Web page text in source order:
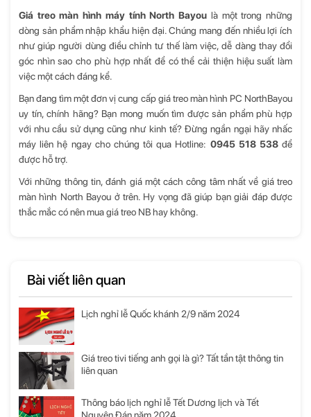
Bài viết liên quan
Lịch nghỉ lễ Quốc khánh 2/9 năm 2024
Giá treo tivi tiếng anh gọi là gì? Tất tần tật thông tin
liên quan
Thông báo lịch nghỉ lễ Tết Dương lịch và Tết
Giá treo màn hình máy tính North Bayou là một trong những
dòng sản phẩm nhập khẩu hiện đại. Chúng mang đến nhiều lợi ích
như giúp người dùng điều chỉnh tư thế làm việc, dễ dàng thay đổi
góc nhìn sao cho phù hợp nhất để có thể cải thiện hiệu suất làm
việc một cách đáng kể.
Bạn đang tìm một đơn vị cung cấp giá treo màn hình PC NorthBayou
uy tín, chính hãng? Bạn mong muốn tìm được sản phẩm phù hợp
với nhu cầu sử dụng cũng như kinh tế? Đừng ngần ngại hãy nhấc
máy liên hệ ngay cho chúng tôi qua Hotline: 0945 518 538để
được hỗ trợ.
Với những thông tin, đánh giá một cách công tâm nhất về giá treo
màn hình North Bayou ở trên. Hy vọng đã giúp bạn giải đáp được
thắc mắc có nên mua giá treo NB hay không.